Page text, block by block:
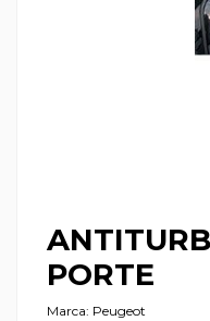
PORTE
Marca: Peugeot